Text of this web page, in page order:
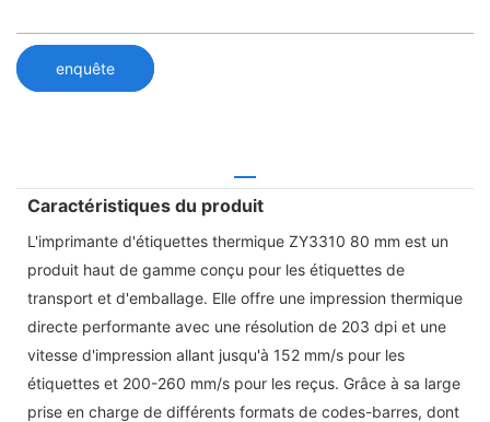
enquête
Caractéristiques du produit
L'imprimante d'étiquettes thermique ZY3310 80 mm est un
produit haut de gamme conçu pour les étiquettes de
transport et d'emballage. Elle offre une impression thermique
directe performante avec une résolution de 203 dpi et une
vitesse d'impression allant jusqu'à 152 mm/s pour les
étiquettes et 200-260 mm/s pour les reçus. Grâce à sa large
prise en charge de différents formats de codes-barres, dont